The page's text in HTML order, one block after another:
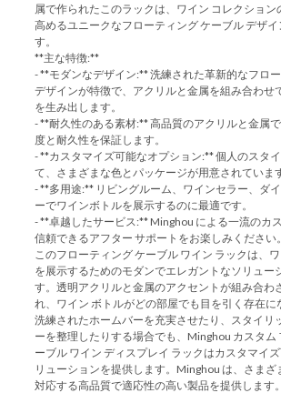
属で作られたこのラックは、ワイン コレクション
高めるユニークなフローティング ケーブル デザイ
す。
**主な特徴:**
- **モダンなデザイン:** 洗練された革新的なフロ
デザインが特徴で、アクリルと金属を組み合わせ
を生み出します。
- **耐久性のある素材:** 高品質のアクリルと金属
度と耐久性を保証します。
- **カスタマイズ可能なオプション:** 個人のスタ
て、さまざまな色とパッケージが用意されていま
- **多用途:** リビングルーム、ワインセラー、ダ
ーでワインボトルを展示するのに最適です。
- **卓越したサービス:** Minghou による一流のカ
信頼できるアフター サポートをお楽しみください。
このフローティング ケーブル ワイン ラックは、
を展示するためのモダンでエレガントなソリュー
す。透明アクリルと金属のアクセントが組み合わ
れ、ワイン ボトルがどの部屋でも目を引く存在に
洗練されたホームバーを充実させたり、スタイリ
ーを整理したりする場合でも、Minghou カスタム
ーブル ワイン ディスプレイ ラックはカスタマイ
リューションを提供します。Minghou は、さまざ
対応する高品質で適応性の高い製品を提供します。